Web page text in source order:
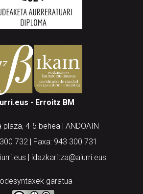
- Erroitz BM
plaza, 4-5 behea | ANDOAIN
732 | Faxa: 943 300 731
| idazkaritza@aiurri.eus
garatua